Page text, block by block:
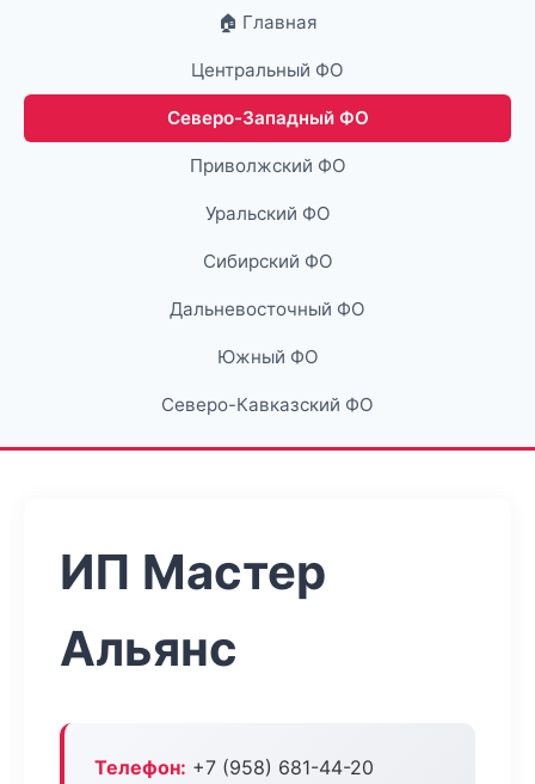
🏠 Главная
Центральный ФО
Северо-Западный ФО
Приволжский ФО
Уральский ФО
Сибирский ФО
Дальневосточный ФО
Южный ФО
Северо-Кавказский ФО
ИП Мастер
Альянс
Телефон: +7 (958) 681-44-20